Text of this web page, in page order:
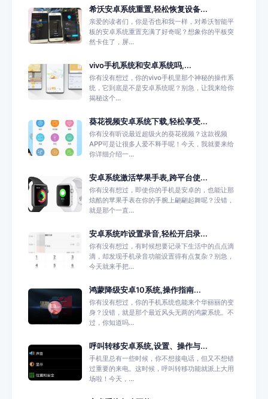
希沃安卓系统重置,轻松恢复设备...
亲爱的读者们，你是否也和我一样，对希沃智能平
板的安卓系统重置充满了好奇呢？想象你的平板突
然卡住了，屏...
vivo手机系统和安卓系统吗,...
你有没有想过，你的vivo手机里那个神秘的操作系
统，它到底是不是安卓系统呢？别急，让我来给你
揭秘这个...
葵花视频安卓系统下载,轻松享受...
你有没有听说最近超级火的葵花视频？这款视频
APP可是让很多人爱不释手呢！今天，我就要来给
你详细介绍一...
安卓系统激活苹果手表,跨平台使...
你有没有想过，即使你的手机是安卓的，也能让那
炫酷的苹果手表在你的手腕上翩翩起舞呢？没错，
就是那个一直...
安卓系统咋设置录音,轻松开启录...
你有没有想过，有时候想要记录下生活中的点点滴
滴，却发现手机录音功能设置得有点复杂？别急，
今天就来手把...
鸿蒙降级安卓10系统,操作指南...
你有没有想过，你的手机系统也能来个华丽丽的变
身？没错，就是那个最近风头无两的鸿蒙系统。不
过，你知道吗...
呼叫转移安卓系统,设置、操作与...
手机里总有一些时候，你不想接电话，但又不想错
过重要的来电。这时候，呼叫转移功能就派上大用
场啦！今天，...